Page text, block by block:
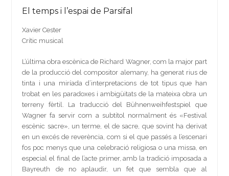
El temps i l’espai de Parsifal
Xavier Cester
Crític musical
L’última obra escènica de Richard Wagner, com la major part
de la producció del compositor alemany, ha generat rius de
tinta i una miríada d’interpretacions de tot tipus que han
trobat en les paradoxes i ambigüitats de la mateixa obra un
terreny fèrtil. La traducció del Bühnenweihfestspiel que
Wagner fa servir com a subtítol normalment és «Festival
escènic sacre», un terme, el de sacre, que sovint ha derivat
en un excés de reverència, com si el que passés a l’escenari
fos poc menys que una celebració religiosa o una missa, en
especial el final de l’acte primer, amb la tradició imposada a
Bayreuth de no aplaudir, un fet que sembla que al